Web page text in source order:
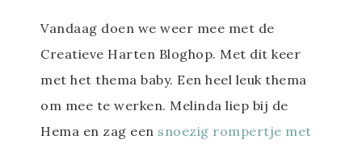
Vandaag doen we weer mee met de
Creatieve Harten Bloghop. Met dit keer
met het thema baby. Een heel leuk thema
om mee te werken. Melinda liep bij de
Hema en zag een snoezig rompertje met